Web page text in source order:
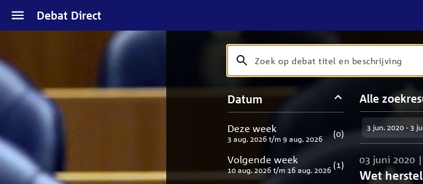
hoofdinhoudDebat Direct
Zoeken
Zoek
op
debat
titel
en
beschrijving
zoekresultaten
Verfijn
uw
resultaten
Datum
Deze week
3 aug. 2026 t/m 9 aug. 2026
(0)
Volgende week
10 aug. 2026 t/m 16 aug. 2026
(1 )
Alle
3 jun. 2020 - 3
Wet
03 juni 2020